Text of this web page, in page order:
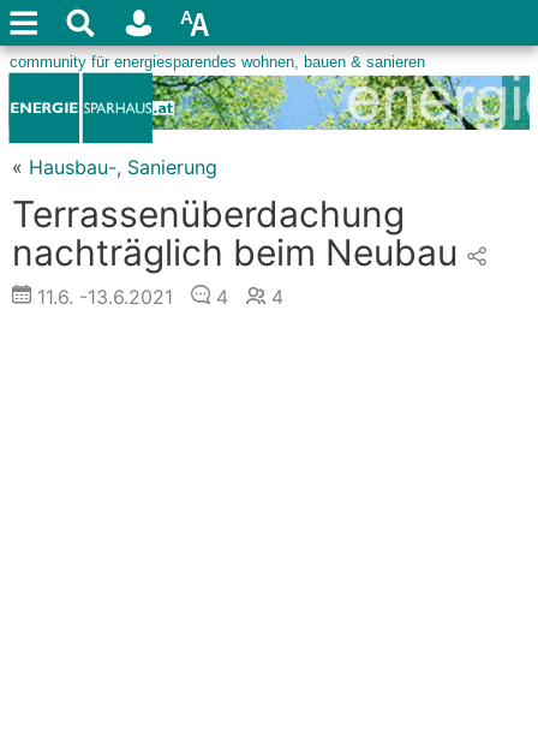
« Hausbau-, Sanierung
Terrassenüberdachung
nachträglich beim Neubau
11.6. -13.6.2021 4 4